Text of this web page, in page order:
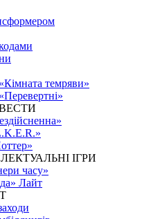
темряви»
ІГРИ
часу»
Лайт